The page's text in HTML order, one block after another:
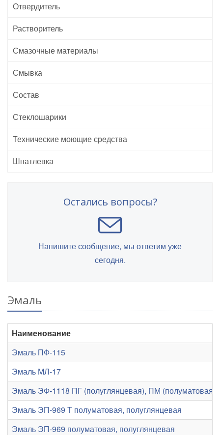
Отвердитель
Растворитель
Смазочные материалы
Смывка
Состав
Стеклошарики
Технические моющие средства
Шпатлевка
Остались вопросы?
Напишите сообщение, мы ответим уже
сегодня.
Эмаль
Наименование
Эмаль ПФ-115
Эмаль МЛ-17
Эмаль ЭФ-1118 ПГ (полуглянцевая), ПМ
Эмаль ЭП-969 Т полуматовая, полуглянцевая
Эмаль ЭП-969 полуматовая, полуглянцевая